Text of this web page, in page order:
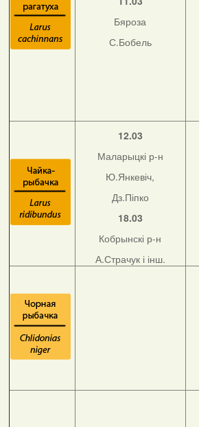
Бяроза
С.Бобель
12.03
Маларыцкі р-н
Ю.Янкевіч,
Дз.Піпко
18.03
Кобрынскі р-н
А.Страчук і інш.